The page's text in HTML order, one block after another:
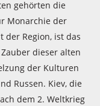
gehörten die
Monarchie der
der Region, ist das
dieser alten
der Kulturen
Russen. Kiev, die
dem 2. Weltkrieg